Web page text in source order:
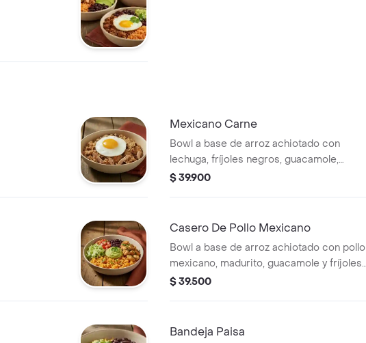
Mexicano Carne
Bowl a base de arroz achiotado con
lechuga, fríjoles negros, guacamole,
carne molida y pico de gallo.
$ 39.900
Casero De Pollo Mexicano
Bowl a base de arroz achiotado con pollo
mexicano, madurito, guacamole y fríjoles
negros. *Producto Ligeramente Picante.
$ 39.500
Bandeja Paisa